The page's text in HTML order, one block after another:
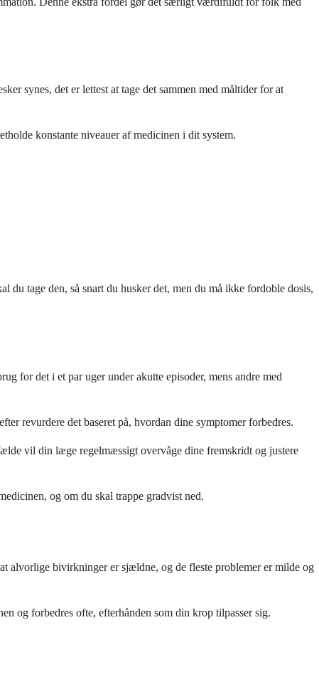
synes, det er lettest at tage det sammen med måltider for at
konstante niveauer af medicinen i dit system.
tage den, så snart du husker det, men du må ikke fordoble dosis,
for det i et par uger under akutte episoder, mens andre med
revurdere det baseret på, hvordan dine symptomer forbedres.
vil din læge regelmæssigt overvåge dine fremskridt og justere
og om du skal trappe gradvist ned.
alvorlige bivirkninger er sjældne, og de fleste problemer er milde og
og forbedres ofte, efterhånden som din krop tilpasser sig.